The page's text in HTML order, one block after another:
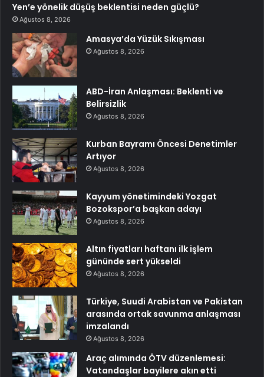
Yen’e yönelik düşüş beklentisi neden güçlü?
Ağustos 8, 2026
Amasya’da Yüzük Sıkışması
Ağustos 8, 2026
ABD-İran Anlaşması: Beklenti ve
Belirsizlik
Ağustos 8, 2026
Kurban Bayramı Öncesi Denetimler
Artıyor
Ağustos 8, 2026
Kayyum yönetimindeki Yozgat
Bozokspor’a başkan adayı
Ağustos 8, 2026
Altın fiyatları haftanı ilk işlem
gününde sert yükseldi
Ağustos 8, 2026
Türkiye, Suudi Arabistan ve Pakistan
arasında ortak savunma anlaşması
imzalandı
Ağustos 8, 2026
Araç alımında ÖTV düzenlemesi:
Vatandaşlar bayilere akın etti